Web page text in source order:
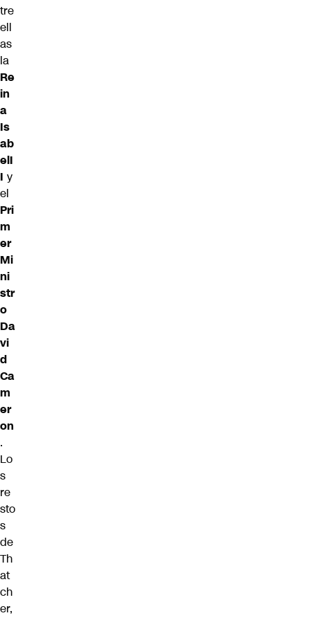
tre
ell
as
la
Re
in
a
Is
ab
elI
I y
el
Pri
m
er
Mi
ni
str
o
Da
vi
d
Ca
m
er
on
.
Lo
s
re
sto
s
de
Th
at
ch
er,